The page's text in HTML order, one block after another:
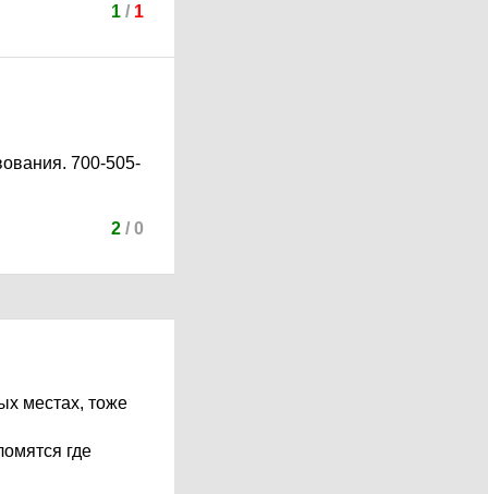
1/ 1
700-505-
2/ 0
местах, тоже
где